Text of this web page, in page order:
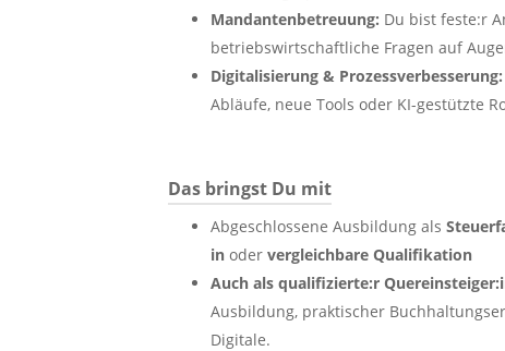
Mandantenbetreuung: Du bist feste:r
betriebswirtschaftliche Fragen auf
Digitalisierung & Prozessverbesserung:
Abläufe, neue Tools oder KI-gestützte
Das bringst Du mit
Abgeschlossene Ausbildung als
in odervergleichbare Qualifikation
Auch als qualifizierte:r
Ausbildung, praktischer
Digitale.